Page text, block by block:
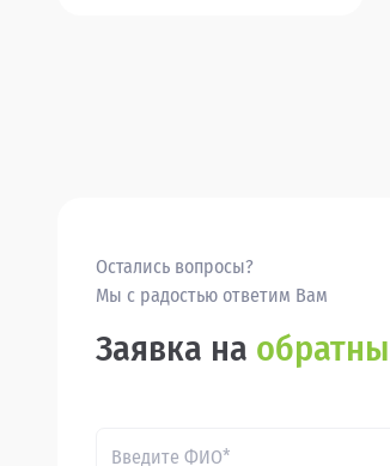
Остались вопросы?
Мы с радостью ответим Вам
Заявка на